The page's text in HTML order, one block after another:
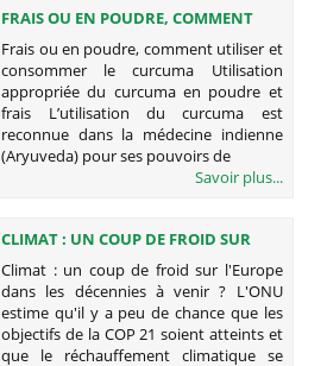
FRAIS OU EN POUDRE, COMMENT
UTILISER ET CONSOMMER LE
CURCUMA
Frais ou en poudre, comment utiliser et
consommer le curcuma Utilisation
appropriée du curcuma en poudre et
frais L’utilisation du curcuma est
reconnue dans la médecine indienne
(Aryuveda) pour ses pouvoirs de
Savoir plus...
CLIMAT : UN COUP DE FROID SUR
L'EUROPE DANS LES DÉCENNIES À
VENIR ?
Climat : un coup de froid sur l'Europe
dans les décennies à venir ? L'ONU
estime qu'il y a peu de chance que les
objectifs de la COP 21 soient atteints et
que le réchauffement climatique se